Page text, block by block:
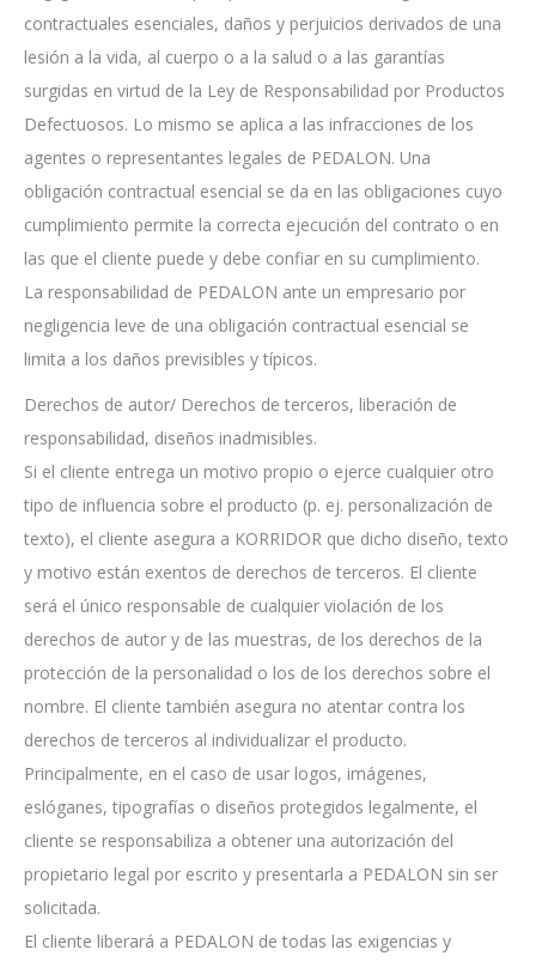
contractuales esenciales, daños y perjuicios derivados de una
lesión a la vida, al cuerpo o a la salud o a las garantías
surgidas en virtud de la Ley de Responsabilidad por Productos
Defectuosos. Lo mismo se aplica a las infracciones de los
agentes o representantes legales de PEDALON. Una
obligación contractual esencial se da en las obligaciones cuyo
cumplimiento permite la correcta ejecución del contrato o en
las que el cliente puede y debe confiar en su cumplimiento.
La responsabilidad de PEDALON ante un empresario por
negligencia leve de una obligación contractual esencial se
limita a los daños previsibles y típicos.
Derechos de autor/ Derechos de terceros, liberación de
responsabilidad, diseños inadmisibles.
Si el cliente entrega un motivo propio o ejerce cualquier otro
tipo de influencia sobre el producto (p. ej. personalización de
texto), el cliente asegura a KORRIDOR que dicho diseño, texto
y motivo están exentos de derechos de terceros. El cliente
será el único responsable de cualquier violación de los
derechos de autor y de las muestras, de los derechos de la
protección de la personalidad o los de los derechos sobre el
nombre. El cliente también asegura no atentar contra los
derechos de terceros al individualizar el producto.
Principalmente, en el caso de usar logos, imágenes,
eslóganes, tipografías o diseños protegidos legalmente, el
cliente se responsabiliza a obtener una autorización del
propietario legal por escrito y presentarla a PEDALON sin ser
solicitada.
El cliente liberará a PEDALON de todas las exigencias y